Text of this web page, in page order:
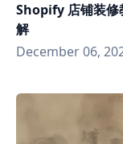
Shopify 店铺装修
解
December 06,